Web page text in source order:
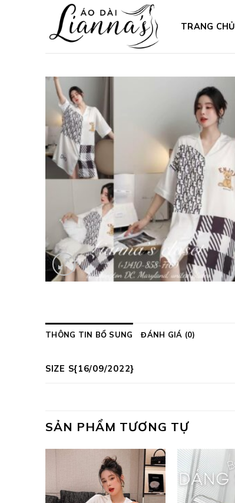
TRANG CHỦ
THÔNG TIN BỔ SUNG ĐÁNH GIÁ (0)
SIZE S{16/09/2022}
SẢN PHẨM TƯƠNG TỰ